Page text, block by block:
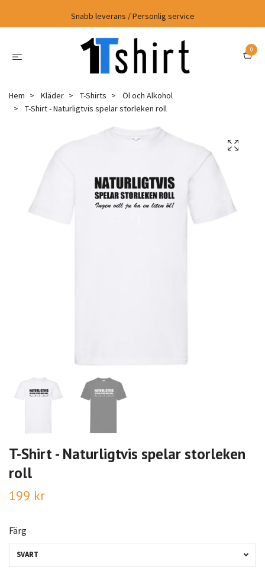
Snabb leverans / Personlig service
0
Hem Kläder T-Shirts
Öl och Alkohol
T-Shirt - Naturligtvis spelar storleken roll
T-Shirt - Naturligtvis spelar storleken
roll
199 kr
Färg
SVART